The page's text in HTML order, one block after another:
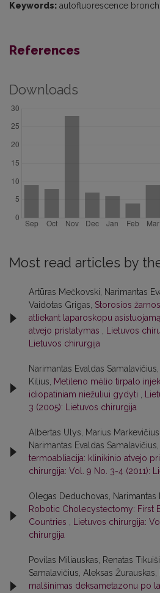
Keywords: autofluorescence
References
Downloads
Most read articles by
Artūras Mečkovski, Narimantas
Vaidotas Grigas, Storosios
atliekant laparoskopu
atvejo pristatymas
Lietuvos
Lietuvos chirurgija
Narimantas Evaldas
Kilius,
Metileno mėlio tirpalo
idiopatiniam niežuliui gydyti
3 (2005): Lietuvos chirurgija
Albertas Ulys, Marius
Narimantas Evaldas Samalavičius,
termoabliacija: klinikinio atvejo
chirurgija: Vol. 9 No. 3-4 (2011):
Olegas Deduchovas, Narimantas
Robotic Cholecystectomy: First
Countries
Lietuvos chirurgija:
chirurgija
Povilas Miliauskas, Renatas
Samalavičius, Aleksas Žurauskas,
malšinimas deksametazonu po